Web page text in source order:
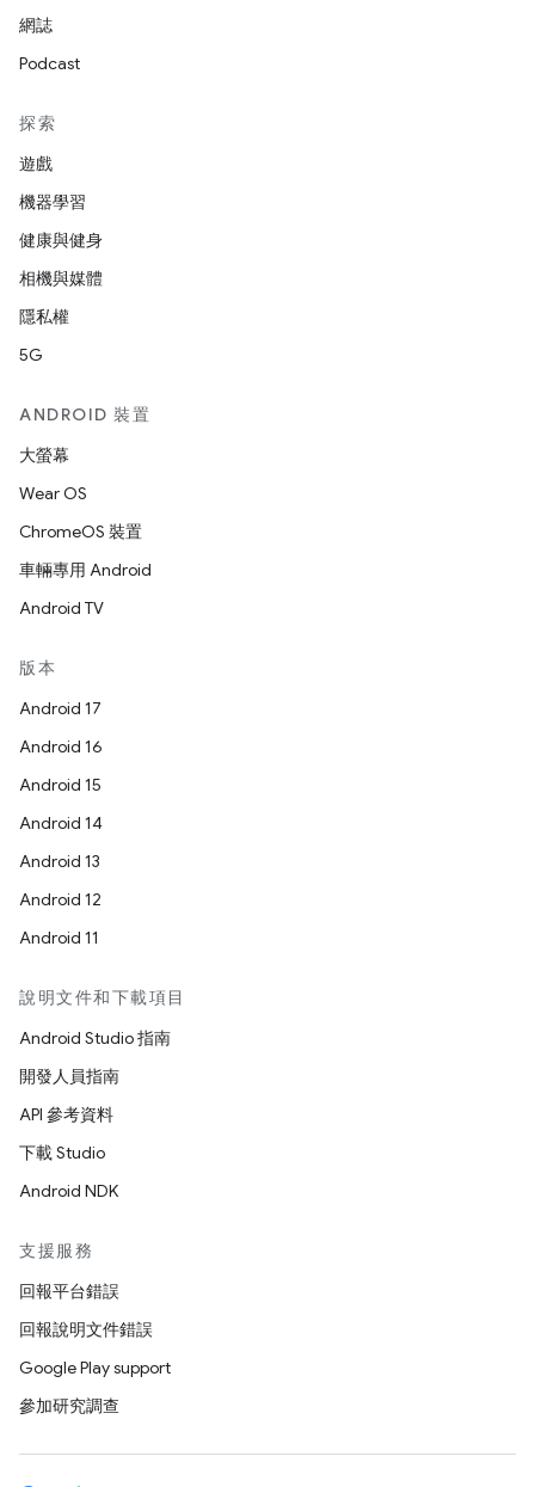
網誌
Podcast
探索
遊戲
機器學習
健康與健身
相機與媒體
隱私權
5G
ANDROID 裝置
大螢幕
Wear OS
ChromeOS 裝置
車輛專用 Android
Android TV
版本
Android 17
Android 16
Android 15
Android 14
Android 13
Android 12
Android 11
說明文件和下載項目
Android Studio 指南
開發人員指南
API 參考資料
下載 Studio
Android NDK
支援服務
回報平台錯誤
回報說明文件錯誤
Google Play support
參加研究調查